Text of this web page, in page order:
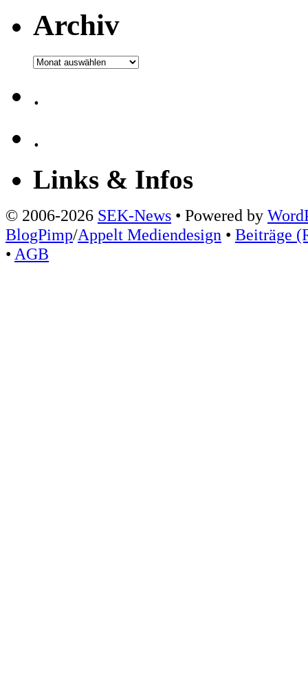
Archiv
Archiv
.
.
Links & Infos
© 2006-2026 SEK-News • Powered by
BlogPimp/Appelt Mediendesign • Beiträge
• AGB